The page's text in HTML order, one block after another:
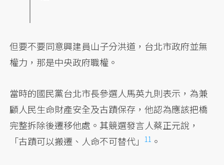
但要不要同意興建員山子分洪道，台北市政府並無
權力，那是中央政府職權。
當時的國民黨台北市長參選人馬英九則表示，為兼
顧人民生命財產安全及古蹟保存，他認為應該把橋
完整拆除後遷移他處。其競選發言人蔡正元說，
「古蹟可以搬遷、人命不可替代」11 。